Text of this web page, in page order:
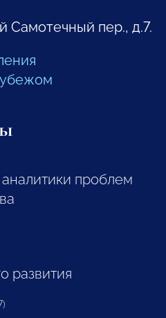
Самотечный пер., д.7.
проблем
развития